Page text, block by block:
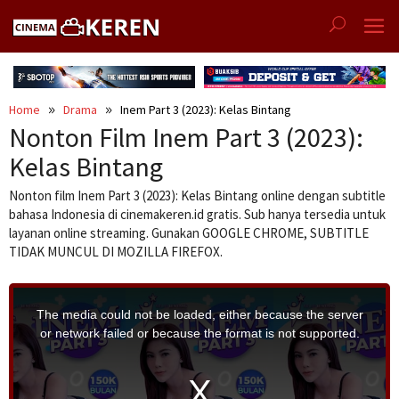
Home Drama Inem Part 3 (2023): Kelas Bintang
Nonton Film Inem Part 3 (2023):
Kelas Bintang
Nonton film Inem Part 3 (2023): Kelas Bintang online dengan subtitle
bahasa Indonesia di cinemakeren.id gratis. Sub hanya tersedia untuk
layanan online streaming. Gunakan GOOGLE CHROME, SUBTITLE
TIDAK MUNCUL DI MOZILLA FIREFOX.
m
d
a
The media could not be loaded, either because the server
or network failed or because the format is not supported.